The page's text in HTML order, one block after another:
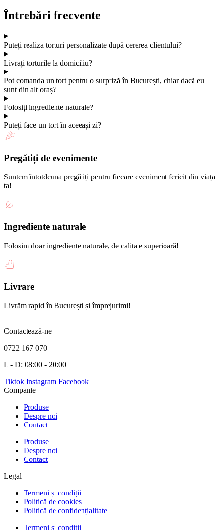
Întrebări frecvente
Puteți realiza torturi personalizate după cererea clientului?
Livrați torturile la domiciliu?
Pot comanda un tort pentru o surpriză în București, chiar dacă eu
sunt din alt oraș?
Folosiți ingrediente naturale?
Puteți face un tort în aceeași zi?
Pregătiți de evenimente
Suntem întotdeuna pregătiți pentru fiecare eveniment fericit din viața
ta!
Ingrediente naturale
Folosim doar ingrediente naturale, de calitate superioară!
Livrare
Livrăm rapid în București și împrejurimi!
Contactează-ne
0722 167 070
L - D: 08:00 - 20:00
Tiktok Instagram Facebook
Companie
Produse
Despre noi
Contact
Produse
Despre noi
Contact
Legal
Termeni și condiții
Politică de cookies
Politică de confidențialitate
Termeni și condiții